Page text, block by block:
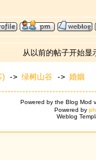
从以前的帖子开始
) -> 绿树山谷 -> 婚姻
Powered by the Blog Mod
Powered by
Weblog